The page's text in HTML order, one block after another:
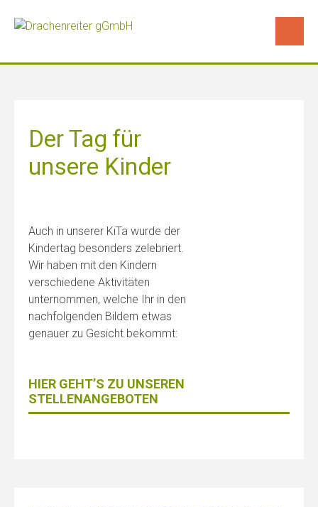
Der Tag für
unsere Kinder
Auch in unserer KiTa wurde der
Kindertag besonders zelebriert.
Wir haben mit den Kindern
verschiedene Aktivitäten
unternommen, welche Ihr in den
nachfolgenden Bildern etwas
genauer zu Gesicht bekommt:
HIER GEHT’S ZU UNSEREN
STELLENANGEBOTEN